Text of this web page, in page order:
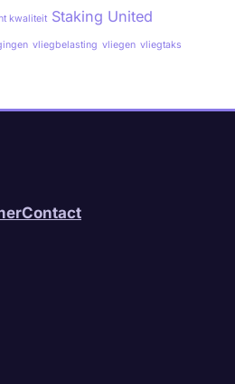
kwaliteit Staking United
vliegbelasting vliegen vliegtaks
Contact